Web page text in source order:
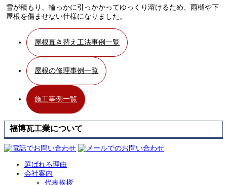
雪が積もり、輪っかに引っかかってゆっくり溶けるため、雨樋や下
屋根を傷ませない仕様になりました。
屋根葺き替え工法事例一覧
屋根の修理事例一覧
施工事例一覧
福博瓦工業について
選ばれる理由
会社案内
代表挨拶